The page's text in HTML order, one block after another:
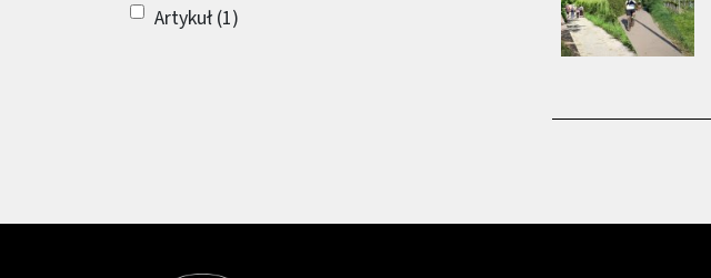
Artykuł (1)